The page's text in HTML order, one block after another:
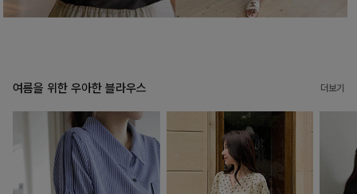
여름을 위한 우아한 블라우스 더보기